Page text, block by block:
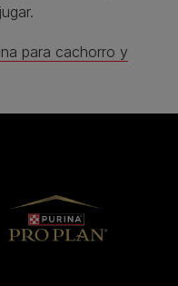
para cachorro y